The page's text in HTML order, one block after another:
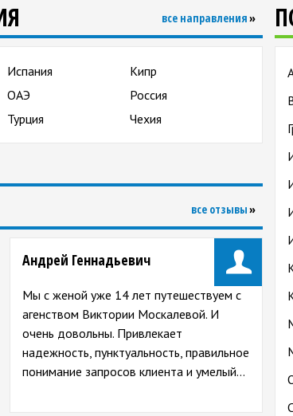
все направления
Испания
Кипр
ОАЭ
Россия
Турция Чехия
все отзывы
Андрей Геннадьевич
Мы с женой уже 14 лет путешествуем с
агенством Виктории Москалевой. И
очень довольны. Привлекает
надежность, пунктуальность, правильное
понимание запросов клиента и умелый…